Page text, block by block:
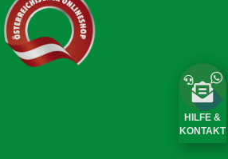
HILFE &
KONTAKT